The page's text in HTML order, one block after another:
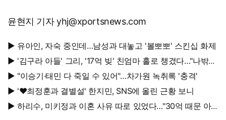
윤현지 기자 yhj@xportsnews.com
▶ 유아인, 자숙 중인데…남성과 대놓고 '볼뽀뽀' 스킨십 화제
▶ '김구라 아들' 그리, '17억 빚' 친엄마 홀로 챙겼다…"나밖에
없어, 연락 꾸준히 하는 중"
▶ "이승기·태민 다 죽일 수 있어"…차가원 녹취록 '충격'
▶ '♥최정훈과 결별설' 한지민, SNS에 올린 근황 보니
▶ 하리수, 미키정과 이혼 사유 따로 있었다…"30억 때문 아